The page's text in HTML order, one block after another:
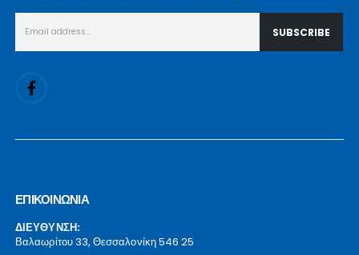
ΕΠΙΚΟΙΝΩΝΙΑ
ΔΙΕΥΘΥΝΣΗ:
Βαλαωρίτου 33, Θεσσαλονίκη 546 25